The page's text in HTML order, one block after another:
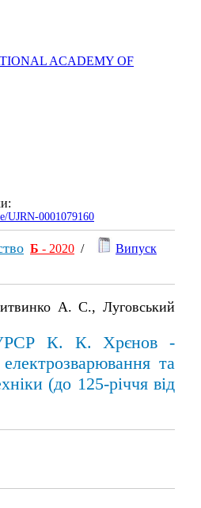
ACADEMY OF
UJRN-0001079160
Б - 2020 /
Випуск
А. С., Луговський
К. К. Хрєнов -
та
(до 125-річчя від